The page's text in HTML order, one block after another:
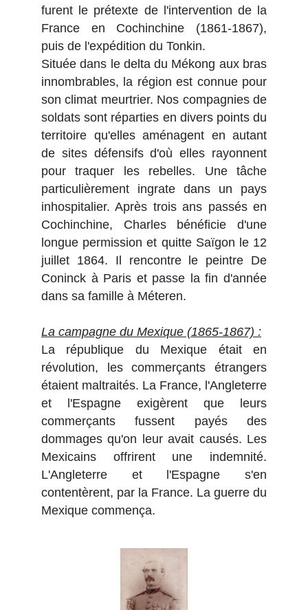
furent le prétexte de l'intervention de la
France en Cochinchine (1861-1867),
puis de l'expédition du Tonkin.
Située dans le delta du Mékong aux bras
innombrables, la région est connue pour
son climat meurtrier. Nos compagnies de
soldats sont réparties en divers points du
territoire qu'elles aménagent en autant
de sites défensifs d'où elles rayonnent
pour traquer les rebelles. Une tâche
particulièrement ingrate dans un pays
inhospitalier. Après trois ans passés en
Cochinchine, Charles bénéficie d'une
longue permission et quitte Saïgon le 12
juillet 1864. Il rencontre le peintre De
Coninck à Paris et passe la fin d'année
dans sa famille à Méteren.
La campagne du Mexique (1865-1867) :
La république du Mexique était en
révolution, les commerçants étrangers
étaient maltraités. La France, l'Angleterre
et l'Espagne exigèrent que leurs
commerçants fussent payés des
dommages qu'on leur avait causés. Les
Mexicains offrirent une indemnité.
L'Angleterre et l'Espagne s'en
contentèrent, par la France. La guerre du
Mexique commença.